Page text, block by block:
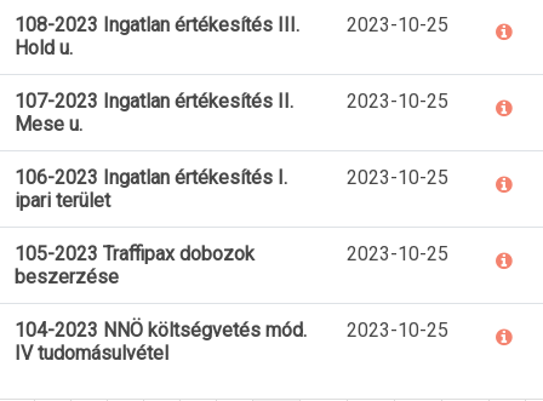
108-2023 Ingatlan értékesítés III.
Hold u.
2023-10-25
107-2023 Ingatlan értékesítés II.
Mese u.
2023-10-25
106-2023 Ingatlan értékesítés I.
ipari terület
2023-10-25
105-2023 Traffipax dobozok
beszerzése
2023-10-25
104-2023 NNÖ költségvetés mód.
IV tudomásulvétel
2023-10-25